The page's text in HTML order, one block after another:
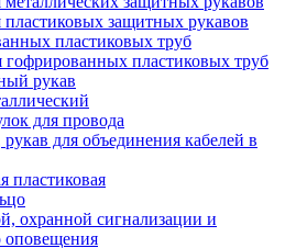
защитных рукавов
пластиковых труб
гофрированных пластиковых труб
рукав
для провода
для объединения кабелей в
пластиковая